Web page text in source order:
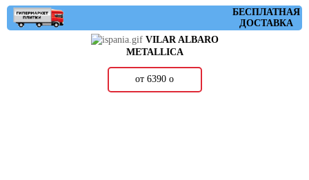
БЕСПЛАТНАЯ
ДОСТАВКА
VILAR ALBARO
METALLICA
от 6390 о